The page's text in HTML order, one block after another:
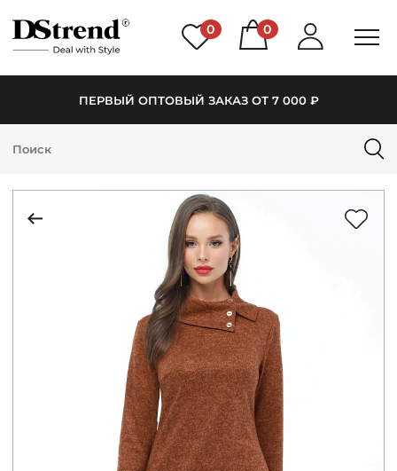
0 0
ПЕРВЫЙ ОПТОВЫЙ ЗАКАЗ ОТ 7 000 ₽
КАТАЛОГ
НОВИНКИ
РАСПРОДАЖА
КОНТАКТЫ